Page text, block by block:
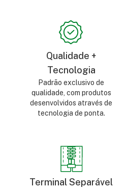
Qualidade +
Tecnologia
Padrão exclusivo de
qualidade, com produtos
desenvolvidos através de
tecnologia de ponta.
Terminal Separável